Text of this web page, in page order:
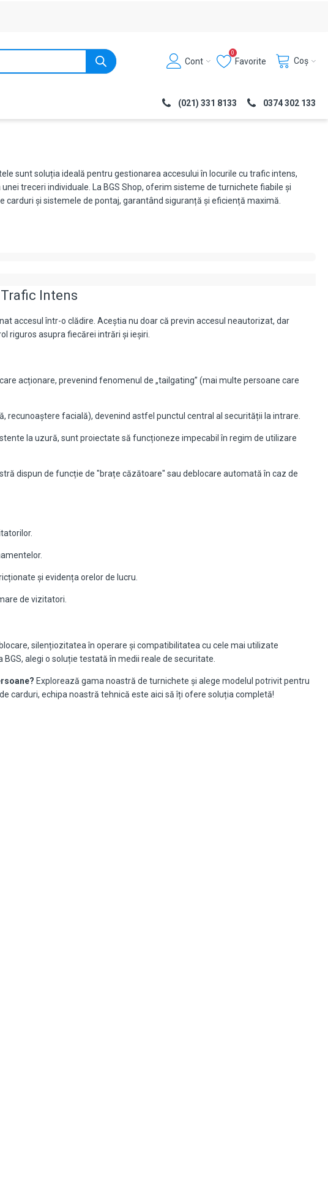
Cont
0
Favorite Coș
(021) 331 8133 0374 302 133
sunt soluția ideală pentru gestionarea accesului în locurile cu trafic intens,
treceri individuale. La BGS Shop, oferim sisteme de turnichete fiabile și
și sistemele de pontaj, garantând siguranță și eficiență maximă.
Intens
accesul într-o clădire. Aceștia nu doar că previn accesul neautorizat, dar
riguros asupra fiecărei intrări și ieșiri.
acționare, prevenind fenomenul de „tailgating” (mai multe persoane care
recunoaștere facială), devenind astfel punctul central al securității la intrare.
la uzură, sunt proiectate să funcționeze impecabil în regim de utilizare
dispun de funcție de "brațe căzătoare" sau deblocare automată în caz de
și evidența orelor de lucru.
de vizitatori.
silențiozitatea în operare și compatibilitatea cu cele mai utilizate
alegi o soluție testată în medii reale de securitate.
Explorează gama noastră de turnichete și alege modelul potrivit pentru
carduri, echipa noastră tehnică este aici să îți ofere soluția completă!